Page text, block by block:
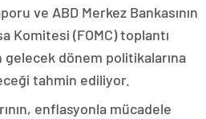
ve ABD Merkez Bankasının
Komitesi (FOMC) toplantı
gelecek dönem politikalarına
tahmin ediliyor.
enflasyonla mücadele